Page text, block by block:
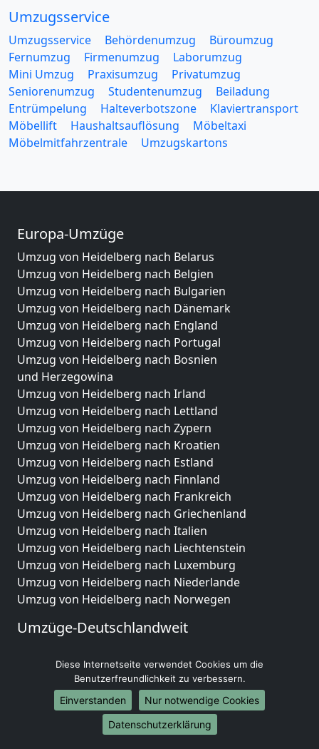
Umzugsservice
Umzugsservice Behördenumzug
Büroumzug
Fernumzug
Firmenumzug
Laborumzug
Mini Umzug
Praxisumzug
Privatumzug
Seniorenumzug
Studentenumzug
Beiladung
Entrümpelung
Halteverbotszone
Klaviertransport
Möbellift
Haushaltsauflösung
Möbeltaxi
Möbelmitfahrzentrale
Umzugskartons
Europa-Umzüge
Umzug von Heidelberg nach Belarus
Umzug von Heidelberg nach Belgien
Umzug von Heidelberg nach Bulgarien
Umzug von Heidelberg nach Dänemark
Umzug von Heidelberg nach England
Umzug von Heidelberg nach Portugal
Umzug von Heidelberg nach Bosnien
und Herzegowina
Umzug von Heidelberg nach Irland
Umzug von Heidelberg nach Lettland
Umzug von Heidelberg nach Zypern
Umzug von Heidelberg nach Kroatien
Umzug von Heidelberg nach Estland
Umzug von Heidelberg nach Finnland
Umzug von Heidelberg nach Frankreich
Umzug von Heidelberg nach Griechenland
Umzug von Heidelberg nach Italien
Umzug von Heidelberg nach Liechtenstein
Umzug von Heidelberg nach Luxemburg
Umzug von Heidelberg nach Niederlande
Umzug von Heidelberg nach Norwegen
Umzüge-Deutschlandweit
Umzug von Heidelberg nach Hamburg
Umzug von Heidelberg nach München
Umzug von Heidelberg nach Köln
Umzug von Heidelberg nach Frankfurt am Main
Umzug von Heidelberg nach Stuttgart
Diese Internetseite verwendet Cookies um die
Benutzerfreundlichkeit zu verbessern.
Einverstanden
Nur notwendige Cookies
Datenschutzerklärung